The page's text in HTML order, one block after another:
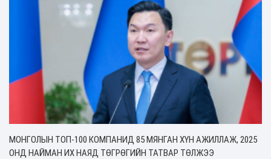
МОНГОЛЫН ТОП-100 КОМПАНИД 85 МЯНГАН ХҮН АЖИЛЛАЖ, 2025
ОНД НАЙМАН ИХ НАЯД ТӨГРӨГИЙН ТАТВАР ТӨЛЖЭЭ